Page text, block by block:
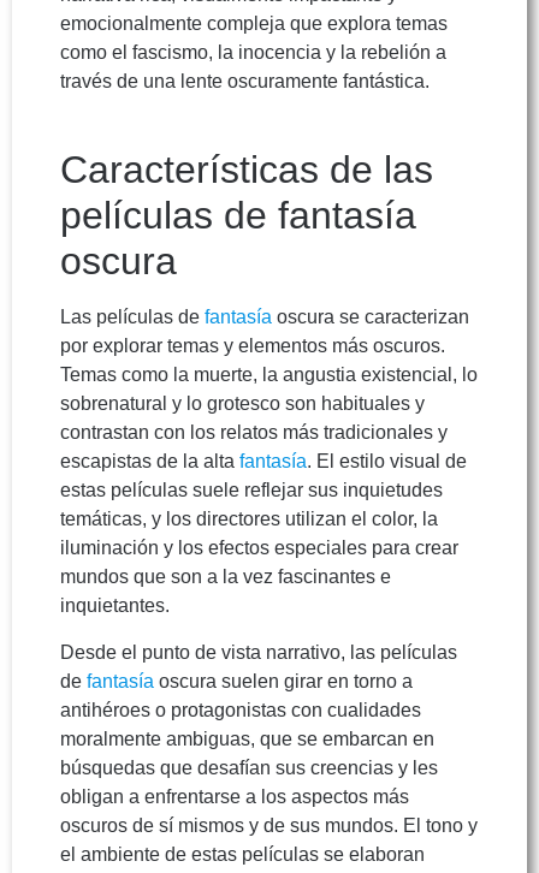
emocionalmente compleja que explora temas
como el fascismo, la inocencia y la rebelión a
través de una lente oscuramente fantástica.
Características de las
películas de fantasía
oscura
Las películas de fantasía oscura se caracterizan
por explorar temas y elementos más oscuros.
Temas como la muerte, la angustia existencial, lo
sobrenatural y lo grotesco son habituales y
contrastan con los relatos más tradicionales y
escapistas de la alta fantasía. El estilo visual de
estas películas suele reflejar sus inquietudes
temáticas, y los directores utilizan el color, la
iluminación y los efectos especiales para crear
mundos que son a la vez fascinantes e
inquietantes.
Desde el punto de vista narrativo, las películas
de fantasía oscura suelen girar en torno a
antihéroes o protagonistas con cualidades
moralmente ambiguas, que se embarcan en
búsquedas que desafían sus creencias y les
obligan a enfrentarse a los aspectos más
oscuros de sí mismos y de sus mundos. El tono y
el ambiente de estas películas se elaboran